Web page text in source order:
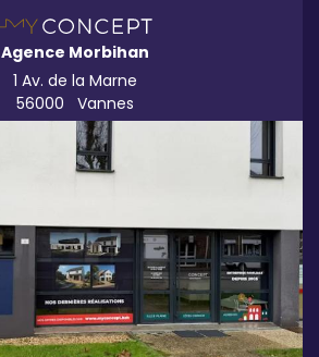
Agence Morbihan
1 Av. de la Marne
56000
Vannes